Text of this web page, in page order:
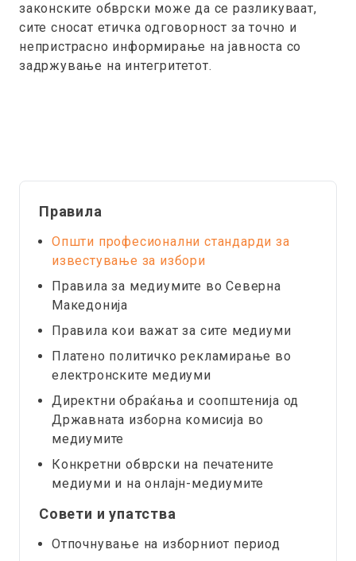
законските обврски може да се разликуваат,
сите сносат етичка одговорност за точно и
непристрасно информирање на јавноста со
задржување на интегритетот.
Правила
Општи професионални стандарди за
известување за избори
Правила за медиумите во Северна
Македонија
Правила кои важат за сите медиуми
Платено политичко рекламирање во
електронските медиуми
Директни обраќања и соопштенија од
Државната изборна комисија во
медиумите
Конкретни обврски на печатените
медиуми и на онлајн-медиумите
Совети и упатства
Отпочнување на изборниот период